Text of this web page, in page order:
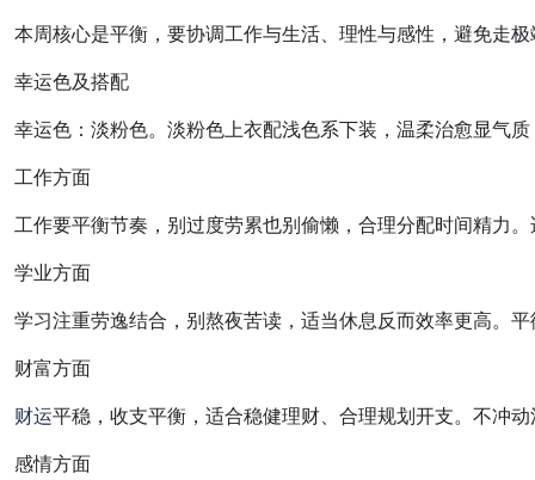
本周核心是平衡，要协调工作与生活、理性与感性，避免走
幸运色及搭配
幸运色：淡粉色。淡粉色上衣配浅色系下装，温柔治愈显气
工作方面
工作要平衡节奏，别过度劳累也别偷懒，合理分配时间精力
学业方面
学习注重劳逸结合，别熬夜苦读，适当休息反而效率更高。
财富方面
财运平稳，收支平衡，适合稳健理财、合理规划开支。不冲
感情方面